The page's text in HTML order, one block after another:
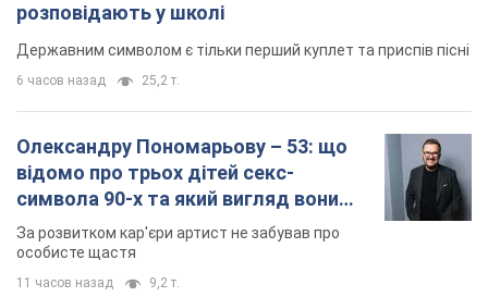
розповідають у школі
Державним символом є тільки перший куплет та приспів пісні
6 часов назад 25,2 т.
Олександру Пономарьову – 53: що
відомо про трьох дітей секс-
символа 90-х та який вигляд вони
мають
За розвитком кар'єри артист не забував про
особисте щастя
11 часов назад 9,2 т.